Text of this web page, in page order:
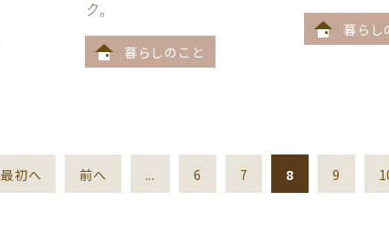
ク。
暮らしのこと
暮らし
最初へ 前へ ... 6 7 8 9